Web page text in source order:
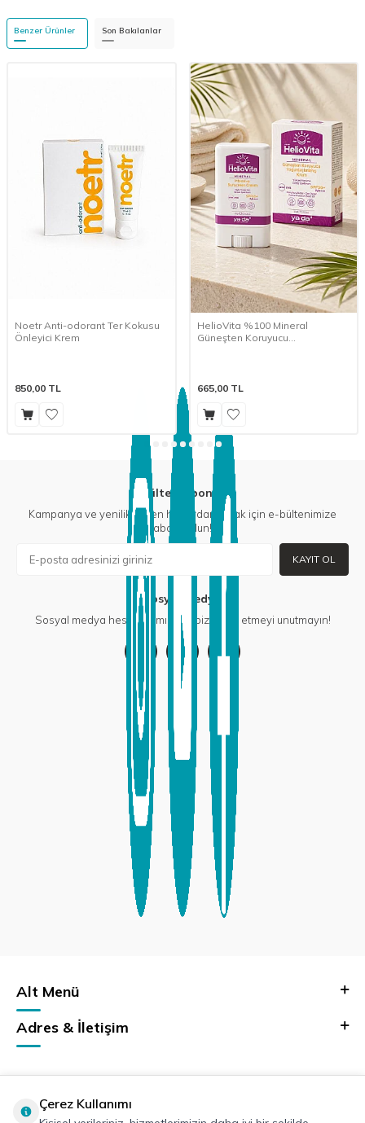
Benzer Ürünler Son Bakılanlar
Noetr Anti-odorant Ter Kokusu
Önleyici Krem
850,00 TL
HelioVita %100 Mineral
Güneşten Koruyucu
665,00TL
E-Bülten Aboneliği
Kampanya ve yeniliklerden haberdar olmak için e-bültenimize
abone olun!
KAYIT OL
Sosyal Medya
Sosyal medya hesaplarımızdan bizi takip etmeyi unutmayın!
Alt Menü
Adres & İletişim
Çerez Kullanımı